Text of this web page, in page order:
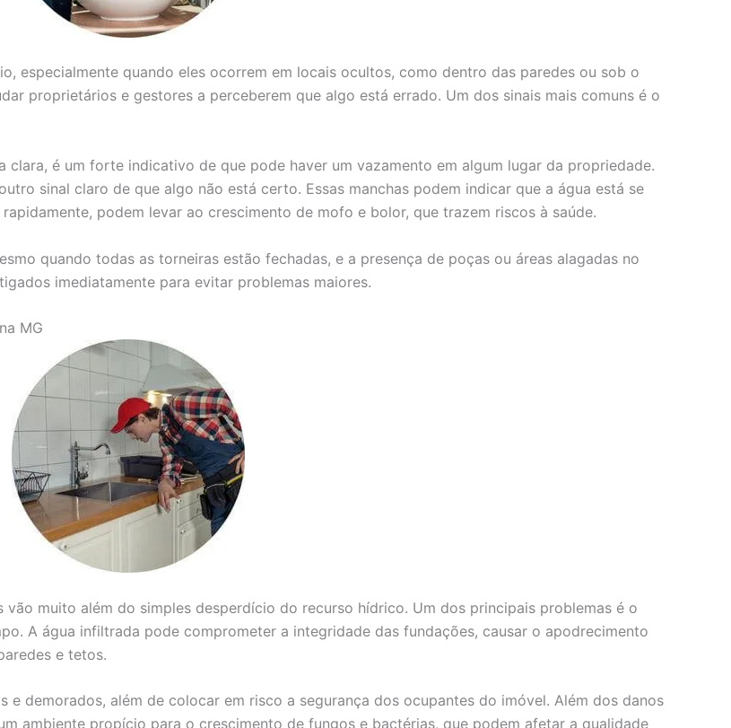
especialmente quando eles ocorrem em locais ocultos, como dentro das paredes ou sob o
proprietários e gestores a perceberem que algo está errado. Um dos sinais mais comuns é o
clara, é um forte indicativo de que pode haver um vazamento em algum lugar da propriedade.
sinal claro de que algo não está certo. Essas manchas podem indicar que a água está se
podem levar ao crescimento de mofo e bolor, que trazem riscos à saúde.
quando todas as torneiras estão fechadas, e a presença de poças ou áreas alagadas no
imediatamente para evitar problemas maiores.
MG
muito além do simples desperdício do recurso hídrico. Um dos principais problemas é o
A água infiltrada pode comprometer a integridade das fundações, causar o apodrecimento
e tetos.
e demorados, além de colocar em risco a segurança dos ocupantes do imóvel. Além dos danos
ambiente propício para o crescimento de fungos e bactérias, que podem afetar a qualidade